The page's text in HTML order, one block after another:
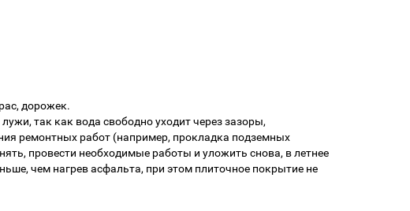
дорожек.
так как вода свободно уходит через зазоры,
ремонтных работ (например, прокладка подземных
провести необходимые работы и уложить снова, в летнее
чем нагрев асфальта, при этом плиточное покрытие не